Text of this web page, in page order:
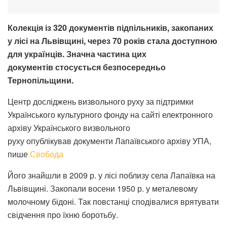
Колекція із 320 документів підпільників, закопаних
у лісі на Львівщині, через 70 років стала доступною
для українців.Значна частина цих
документівстосується безпосередньо
Тернопільщини.
Центр досліджень визвольного руху за підтримки
Українського культурного фонду на сайті електронного
архіву Українського визвольного
руху опублікував документи Лапаївського архіву УПА,
пишеСвобода
Його знайшли в 2009 р. у лісі поблизу села Лапаївка на
Львівщині. Закопали восени 1950 р. у металевому
молочному бідоні. Так повстанці сподівалися врятувати
свідчення про їхню боротьбу.